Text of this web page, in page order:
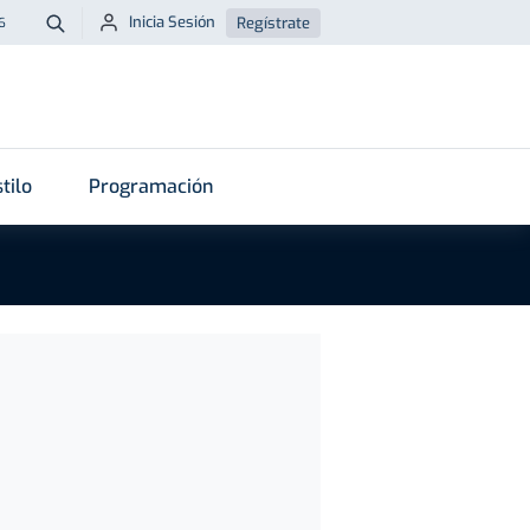
Buscar
Inicia Sesión Regístrate
Programación